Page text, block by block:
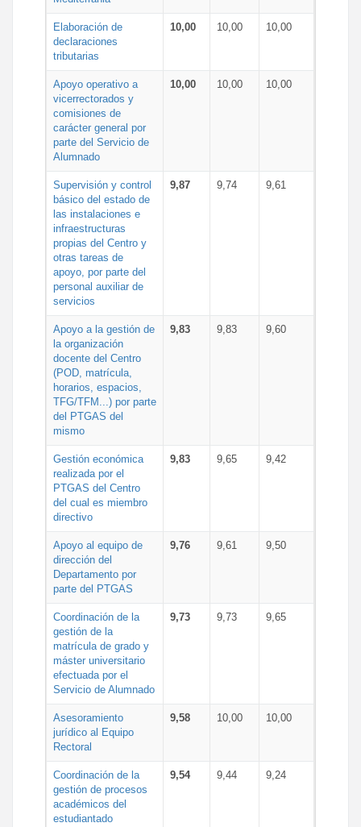
Elaboración de
declaraciones
tributarias
10,00 10,00 10,00
Apoyo operativo a
vicerrectorados y
comisiones de
carácter general por
parte del Servicio de
Alumnado
10,00 10,00 10,00
Supervisión y control
básico del estado de
las instalaciones e
infraestructuras
propias del Centro y
otras tareas de
apoyo, por parte del
personal auxiliar de
servicios
9,87 9,74 9,61
Apoyo a la gestión de
la organización
docente del Centro
(POD, matrícula,
horarios, espacios,
TFG/TFM...) por parte
del PTGAS del
mismo
9,83 9,83 9,60
Gestión económica
realizada por el
PTGAS del Centro
del cual es miembro
directivo
9,83 9,65 9,42
Apoyo al equipo de
dirección del
Departamento por
parte del PTGAS
9,76 9,61 9,50
Coordinación de la
gestión de la
matrícula de grado y
máster universitario
efectuada por el
Servicio de Alumnado
9,73 9,73 9,65
Asesoramiento
jurídico al Equipo
Rectoral
9,58 10,00 10,00
Coordinación de la
gestión de procesos
académicos del
estudiantado
9,54 9,44 9,24